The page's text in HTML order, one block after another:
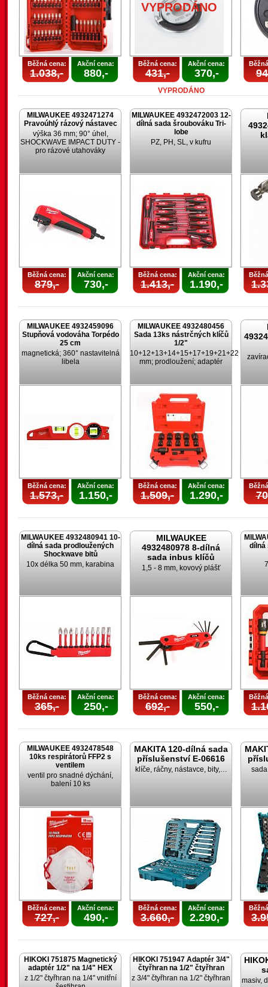
Běžná cena:
1.038,-
Akční cena:
880,-
VYPRODÁNO
Běžná cena:
431,-
Akční cena:
370,-
VYPRODÁNO
MILWAUKEE 4932471274
Pravoúhlý rázový nástavec
výška 36 mm; 90° úhel,
SHOCKWAVE IMPACT DUTY -
pro rázové utahováky
Běžná cena:
879,-
Akční cena:
730,-
MILWAUKEE 4932472003 12-
dílná sada šroubováku Tri-
lobe
PZ, PH, SL, v kufru
Běžná cena:
1.413,-
Akční cena:
1.190,-
MILWAUKEE 4932459096
Stupňová vodováha Torpédo
25 cm
magnetická; 360° nastavitelná
libela
Běžná cena:
1.573,-
Akční cena:
1.150,-
MILWAUKEE 4932480456
Sada 13ks nástrčných klíčů
1/2"
10+12+13+14+15+17+19+21+22+24
mm; prodloužení; adaptér
Běžná cena:
1.509,-
Akční cena:
1.290,-
MILWAUKEE 4932480941 10-
dílná sada prodloužených
Shockwave bitů
10x délka 50 mm, karabina
Běžná cena:
365,-
Akční cena:
250,-
MILWAUKEE
4932480978 8-dílná
sada inbus klíčů
1,5 - 8 mm, kovový plášť
Běžná cena:
692,-
Akční cena:
550,-
dílná
MILWAUKEE 4932478548
10ks respirátorů FFP2 s
ventilem
ventil pro snadné dýchání,
balení 10 ks
Běžná cena:
727,-
Akční cena:
490,-
MAKITA 120-dílná sada
příslušenství E-06616
klíče, ráčny, nástavce, bity,…
Běžná cena:
3.660,-
Akční cena:
2.290,-
HIKOKI 751875 Magnetický
adaptér 1/2" na 1/4" HEX
z 1/2" čtyřhran na 1/4" vnitřní
HIKOKI 751947 Adaptér 3/4"
čtyřhran na 1/2" čtyřhran
z 3/4" čtyřhran na 1/2" čtyřhran
masiv,